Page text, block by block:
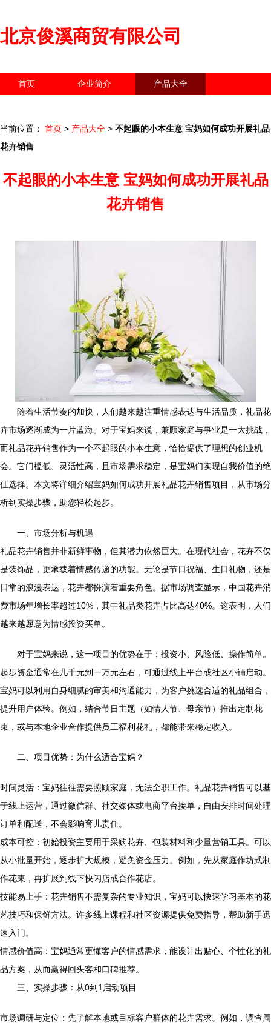
北京俊溪商贸有限公司
首页 企业简介 产品大全
当前位置： 首页 > 产品大全 > 不起眼的小本生意 宝妈如何成功开展礼品
花卉销售
不起眼的小本生意 宝妈如何成功开展礼品
花卉销售
随着生活节奏的加快，人们越来越注重情感表达与生活品质，礼品花
卉市场逐渐成为一片蓝海。对于宝妈来说，兼顾家庭与事业是一大挑战，
而礼品花卉销售作为一个不起眼的小本生意，恰恰提供了理想的创业机
会。它门槛低、灵活性高，且市场需求稳定，是宝妈们实现自我价值的绝
佳选择。本文将详细介绍宝妈如何成功开展礼品花卉销售项目，从市场分
析到实操步骤，助您轻松起步。
一、市场分析与机遇
礼品花卉销售并非新鲜事物，但其潜力依然巨大。在现代社会，花卉不仅
是装饰品，更承载着情感传递的功能。无论是节日祝福、生日礼物，还是
日常的浪漫表达，花卉都扮演着重要角色。据市场调查显示，中国花卉消
费市场年增长率超过10%，其中礼品类花卉占比高达40%。这表明，人们
越来越愿意为情感投资买单。
对于宝妈来说，这一项目的优势在于：投资小、风险低、操作简单。
起步资金通常在几千元到一万元左右，可通过线上平台或社区小铺启动。
宝妈可以利用自身细腻的审美和沟通能力，为客户挑选合适的礼品组合，
提升用户体验。例如，结合节日主题（如情人节、母亲节）推出定制花
束，或与本地企业合作提供员工福利花礼，都能带来稳定收入。
二、项目优势：为什么适合宝妈？
时间灵活：宝妈往往需要照顾家庭，无法全职工作。礼品花卉销售可以基
于线上运营，通过微信群、社交媒体或电商平台接单，自由安排时间处理
订单和配送，不会影响育儿责任。
成本可控：初始投资主要用于采购花卉、包装材料和少量营销工具。可以
从小批量开始，逐步扩大规模，避免资金压力。例如，先从家庭作坊式制
作花束，再扩展到线下快闪店或合作花店。
技能易上手：花卉销售不需复杂的专业知识，宝妈可以快速学习基本的花
艺技巧和保鲜方法。许多线上课程和社区资源提供免费指导，帮助新手迅
速入门。
情感价值高：宝妈通常更懂客户的情感需求，能设计出贴心、个性化的礼
品方案，从而赢得回头客和口碑推荐。
三、实操步骤：从0到1启动项目
市场调研与定位：先了解本地或目标客户群体的花卉需求。例如，调查周